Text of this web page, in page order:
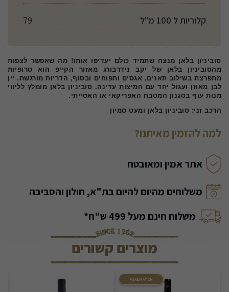
קלוריות ל 100 מ"ל 79
סוביניון בלאן מנצח שתמיד כולם יעדיפו אותו! מה שאפשר לצפות
מהסוביניון בלאן של יקב נידרבורג מאזור הקייפ הוא טרופיות
מתפרצת בשילוב תאנים, אגסים ותפוחים ובסוף, הדריות מורגשת. יין
לבן מאוזן ועגול יחד עם חמיצות עדינה. סוביניון בלאן מומלץ לליווי
מנות עוף בסגנון המטבח האפריקאי או האסייתי.
הרכב זני: סוביניון בלאן ומעט סמיון
למה להזמין מאיתנו?
אתר אמין ומאובטח
משלוחים מהיום להיום בת"א, חולון והסביבה
משלוח חינם מעל 499 ש"ח*
מוצרים קשורים
MIX&MATCH